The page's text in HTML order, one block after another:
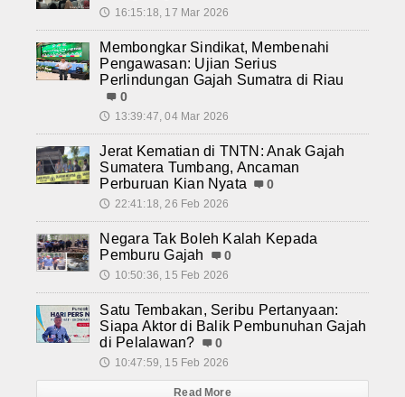
🕔 16:15:18, 17 Mar 2026
Membongkar Sindikat, Membenahi
Pengawasan: Ujian Serius
Perlindungan Gajah Sumatra di Riau
0
🕔 13:39:47, 04 Mar 2026
Jerat Kematian di TNTN: Anak Gajah
Sumatera Tumbang, Ancaman
Perburuan Kian Nyata
0
🕔 22:41:18, 26 Feb 2026
Negara Tak Boleh Kalah Kepada
Pemburu Gajah
0
🕔 10:50:36, 15 Feb 2026
Satu Tembakan, Seribu Pertanyaan:
Siapa Aktor di Balik Pembunuhan Gajah
di Pelalawan?
0
🕔 10:47:59, 15 Feb 2026
Read More